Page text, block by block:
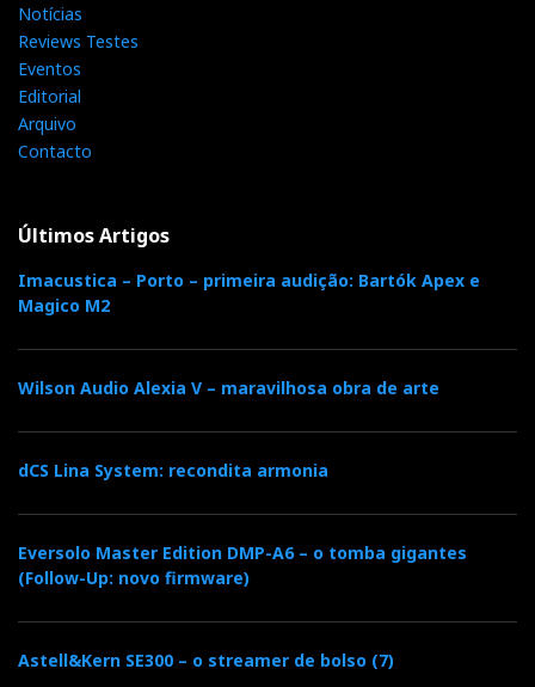
Notícias
Reviews Testes
Eventos
Editorial
Arquivo
Contacto
Últimos Artigos
Imacustica – Porto – primeira audição: Bartók Apex e
Magico M2
Wilson Audio Alexia V – maravilhosa obra de arte
dCS Lina System: recondita armonia
Eversolo Master Edition DMP-A6 – o tomba gigantes
(Follow-Up: novo firmware)
Astell&Kern SE300 – o streamer de bolso (7)